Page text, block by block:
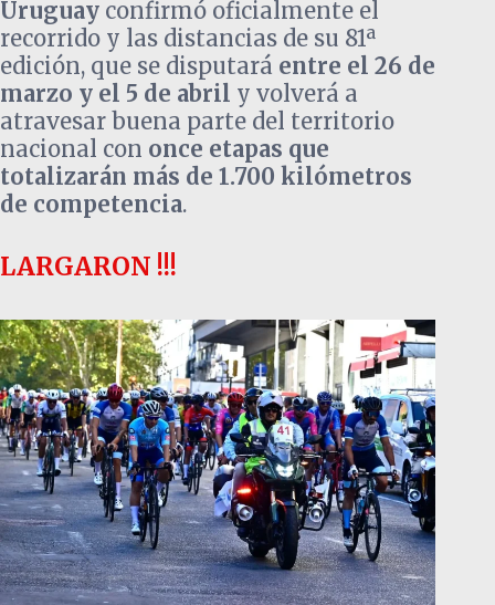
Uruguay confirmó oficialmente el
recorrido y las distancias de su 81ª
edición, que se disputará entre el 26 de
marzo y el 5 de abril y volverá a
atravesar buena parte del territorio
nacional con once etapas que
totalizarán más de 1.700 kilómetros
de competencia.
LARGARON !!!